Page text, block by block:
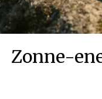
Zonne-